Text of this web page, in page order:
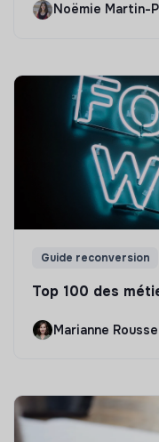
Noëmie Martin-
Guide reconversion
Top 100 des
Marianne